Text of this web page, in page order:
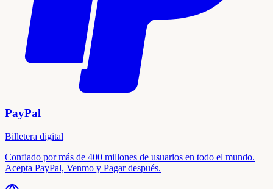
PayPal
Billetera digital
Confiado por más de 400 millones de usuarios en todo el mundo.
Acepta PayPal, Venmo y Pagar después.